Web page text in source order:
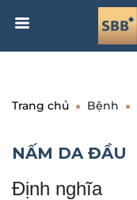
Trang chủ Bệnh
NẤM DA ĐẦU
Định nghĩa